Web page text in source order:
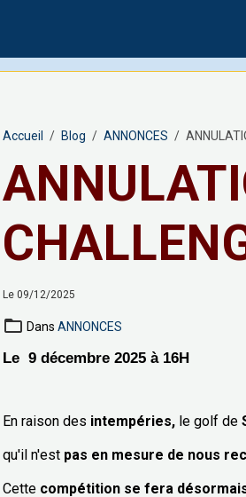
Accueil Blog ANNONCES
Le 09/12/2025
Dans ANNONCES
Le 9 décembre 2025 à 16H
En raison des intempéries, le golf de
qu'il n'est pas en mesure de nous
Cette compétition se fera